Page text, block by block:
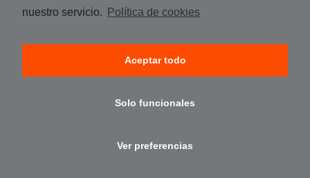
nuestro servicio.
Política de cookies
Aceptar todo
Solo funcionales
Ver preferencias